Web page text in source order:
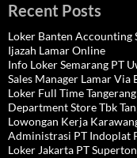
Recent Posts
Loker Banten Accounting
Ijazah Lamar Online
Info Loker Semarang PT
Sales Manager Lamar Via
Loker Full Time
Department Store Tbk
Lowongan Kerja
Administrasi PT Indoplat
Loker Jakarta PT